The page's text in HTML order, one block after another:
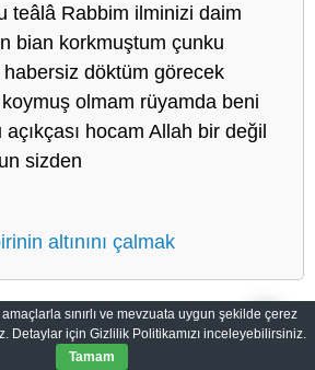
teâlâ Rabbim ilminizi daim
bian korkmuştum çunku
döktüm görecek
olmam rüyamda beni
hocam Allah bir değil
sizden
altınını çalmak
Derin Manası Gizlilik Politikası
SalihRuyalar.com|Tüm Hakları Saklıdır.
sınırlı ve mevzuata uygun şekilde çerez
Detaylar için Gizlilik Politikamızı inceleyebilirsiniz.
Tamam